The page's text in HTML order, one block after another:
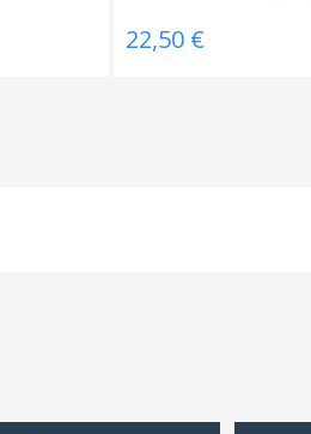
22,50 €